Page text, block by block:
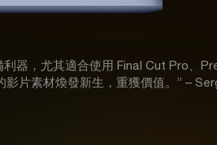
器，尤其適合使用 Final Cut Pro、
片素材煥發新生，重獲價值。” –